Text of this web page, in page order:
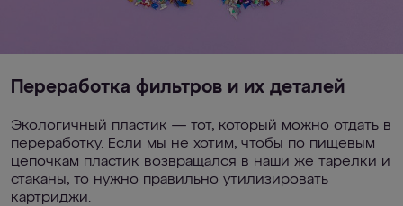
Переработка фильтров и их деталей
Экологичный пластик — тот, который можно отдать в
переработку. Если мы не хотим, чтобы по пищевым
цепочкам пластик возвращался в наши же тарелки и
стаканы, то нужно правильно утилизировать
картриджи.